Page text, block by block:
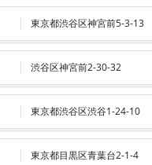
東京都渋谷区神宮前5-3-13
渋谷区神宮前2-30-32
東京都渋谷区渋谷1-24-10
東京都目黒区青葉台2-1-4